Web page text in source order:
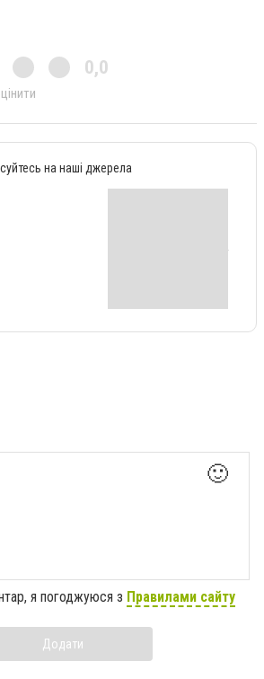
0,0
на наші джерела
🙂
я погоджуюся з Правилами сайту
Додати